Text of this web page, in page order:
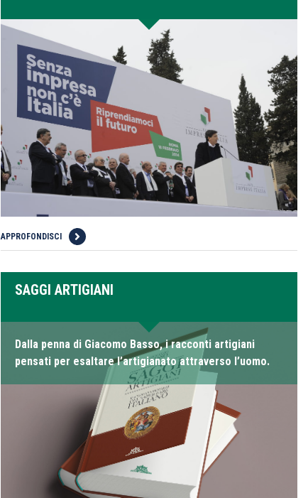
APPROFONDISCI
SAGGI ARTIGIANI
Dalla penna di Giacomo Basso, i racconti artigiani
pensati per esaltare l’artigianato attraverso l’uomo.